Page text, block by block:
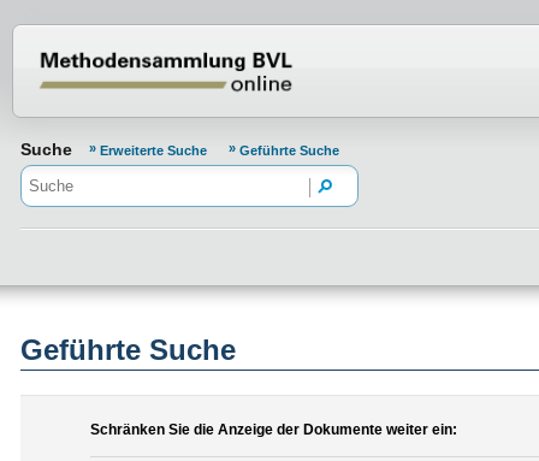
Suche Erweiterte Suche Geführte Suche
Geführte Suche
Schränken Sie die Anzeige der Dokumente weiter ein: